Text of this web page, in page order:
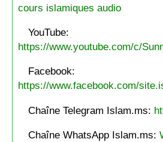
cours islamiques audio
YouTube:
https://www.youtube.com/c/
Facebook:
https://www.facebook.com/
Chaîne Telegram Islam.ms:
Chaîne WhatsApp Islam.ms: